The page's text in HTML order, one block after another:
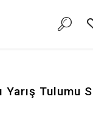
Yarış Tulumu